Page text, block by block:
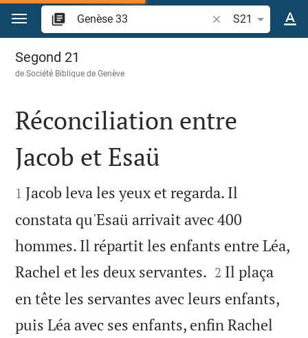
Aller vers contenu
Recherche d'un
S21
Genèse 33
Segond 21
deSociété Biblique de Genève

Réconciliation entre
Jacob et Esaü

1 Jacob leva les yeux et regarda. Il
constata qu'Esaü arrivait avec 400
hommes. Il répartit les enfants entre Léa,
Rachel et les deux servantes. 

2 Il plaça
en tête les servantes avec leurs enfants,
puis Léa avec ses enfants, enfin Rachel